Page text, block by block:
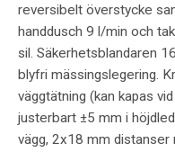
reversibelt överstycke
handdusch 9 l/min och
sil. Säkerhetsblandaren
blyfri mässingslegering.
väggtätning (kan kapas
justerbart ±5 mm i
vägg, 2x18 mm distanser